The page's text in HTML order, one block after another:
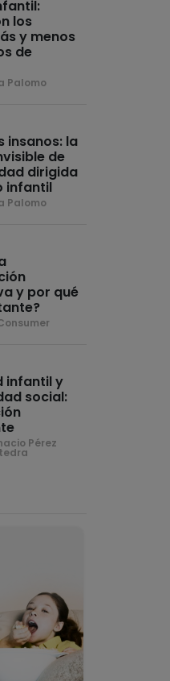
los
y menos
de
Palomo
insanos: la
de
dirigida
infantil
Palomo
y por qué
infantil y
social:
Pérez